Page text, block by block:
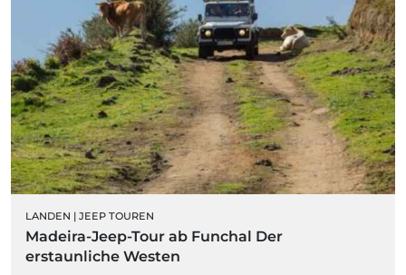
LANDEN | JEEP TOUREN
Madeira-Jeep-Tour ab Funchal Der
erstaunliche Westen